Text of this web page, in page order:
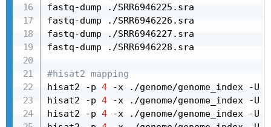
fastq-dump ./SRR6946225.sra
fastq-dump ./SRR6946226.sra
fastq-dump ./SRR6946227.sra
fastq-dump ./SRR6946228.sra
#hisat2 mapping
hisat2 -p 4 -x ./genome/genome_index -U
hisat2 -p 4 -x ./genome/genome_index -U
hisat2 -p 4 -x ./genome/genome_index -U